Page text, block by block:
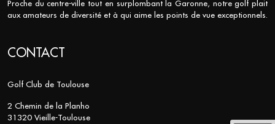
Proche du centre-ville tout en surplombant la Garonne, notre golf plait
aux amateurs de diversité et à qui aime les points de vue exceptionnels.
CONTACT
Golf Club de Toulouse
2 Chemin de la Planho
31320 Vieille-Toulouse